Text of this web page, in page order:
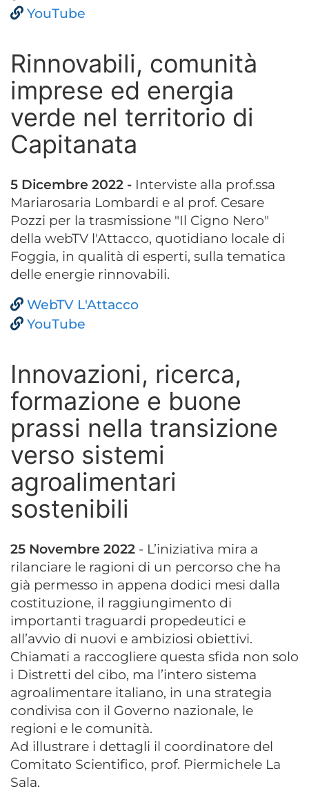
YouTube
Rinnovabili, comunità
imprese ed energia
verde nel territorio di
Capitanata
5 Dicembre 2022 - Interviste alla prof.ssa
Mariarosaria Lombardi e al prof. Cesare
Pozzi per la trasmissione "Il Cigno Nero"
della webTV l'Attacco, quotidiano locale di
Foggia, in qualità di esperti, sulla tematica
delle energie rinnovabili.
WebTV L'Attacco
YouTube
Innovazioni, ricerca,
formazione e buone
prassi nella transizione
verso sistemi
agroalimentari
sostenibili
25 Novembre 2022 - L’iniziativa mira a
rilanciare le ragioni di un percorso che ha
già permesso in appena dodici mesi dalla
costituzione, il raggiungimento di
importanti traguardi propedeutici e
all’avvio di nuovi e ambiziosi obiettivi.
Chiamati a raccogliere questa sfida non solo
i Distretti del cibo, ma l’intero sistema
agroalimentare italiano, in una strategia
condivisa con il Governo nazionale, le
regioni e le comunità.
Ad illustrare i dettagli il coordinatore del
Comitato Scientifico, prof. Piermichele La
Sala.